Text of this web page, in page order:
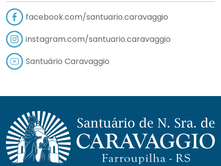
facebook.com/santuario.caravaggio
instagram.com/santuario.caravaggio
Santuário Caravaggio